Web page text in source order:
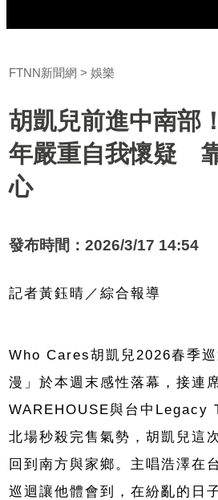
FTNN新聞網 娛樂
胡凱兒前進中南部
年嚴重自我懷疑
心
發布時間：2026/3/17 14:54
記者黃鈺晴／綜合報導
Who Cares胡凱兒2026春季
漫」於本週末感性落幕，接連
WAREHOUSE與台中Legacy
北場秒殺完售氣勢，胡凱兒這
回到南方與家鄉。主唱浩澤在
巡迴讓他體會到，在紛亂的日